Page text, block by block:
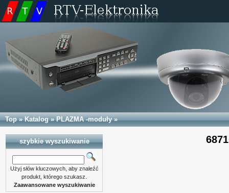
Top»Katalog»PLAZMA -moduły»
szybkie wyszukiwanie
Użyj słów kluczowych, aby znaleźć
produkt, którego szukasz.
Zaawansowane wyszukiwanie